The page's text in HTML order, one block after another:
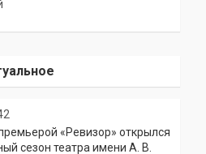
«Ревизор» открылся
сезон театра имени А. В.